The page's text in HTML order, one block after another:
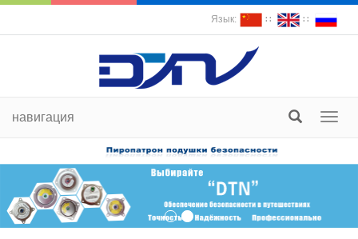
Язык: ∷ ∷
навигация